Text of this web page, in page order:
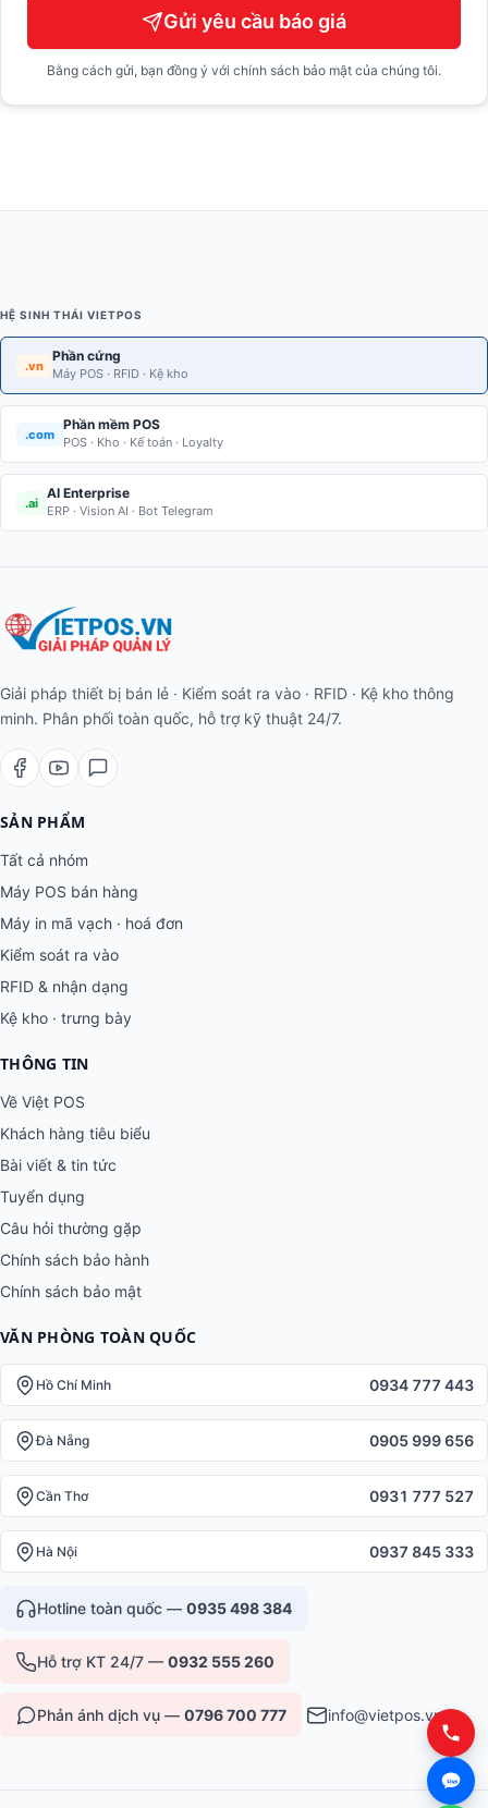
Gửi yêu cầu báo giá
Bằng cách gửi, bạn đồng ý với chính sách bảo mật của chúng tôi.
HỆ SINH THÁI VIETPOS
.vn
Phần cứng
Máy POS · RFID · Kệ kho
.com
Phần mềm POS
POS · Kho · Kế toán · Loyalty
.ai
AI Enterprise
ERP · Vision AI · Bot Telegram
Giải pháp thiết bị bán lẻ · Kiểm soát ra vào · RFID · Kệ kho thông
minh. Phân phối toàn quốc, hỗ trợ kỹ thuật 24/7.
SẢN PHẨM
Tất cả nhóm
Máy POS bán hàng
Máy in mã vạch · hoá đơn
Kiểm soát ra vào
RFID & nhận dạng
Kệ kho · trưng bày
THÔNG TIN
Về Việt POS
Khách hàng tiêu biểu
Bài viết & tin tức
Tuyển dụng
Câu hỏi thường gặp
Chính sách bảo hành
Chính sách bảo mật
VĂN PHÒNG TOÀN QUỐC
Hồ Chí Minh 0934 777 443
Đà Nẵng 0905 999 656
Cần Thơ 0931 777 527
Hà Nội 0937 845 333
Hotline toàn quốc — 0935 498 384
Hỗ trợ KT 24/7 — 0932 555 260
Phản ánh dịch vụ — 0796 700 777 info@vietpos.vn